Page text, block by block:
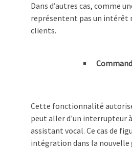
Dans d’autres cas, comme
représentent pas un intérêt
clients.
Cette fonctionnalité autorise
peut aller d'un interrupteur
assistant vocal. Ce cas de
intégration dans la